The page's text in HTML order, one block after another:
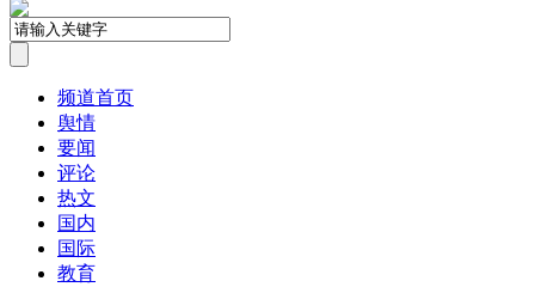
频道首页
舆情
要闻
评论
热文
国内
国际
教育